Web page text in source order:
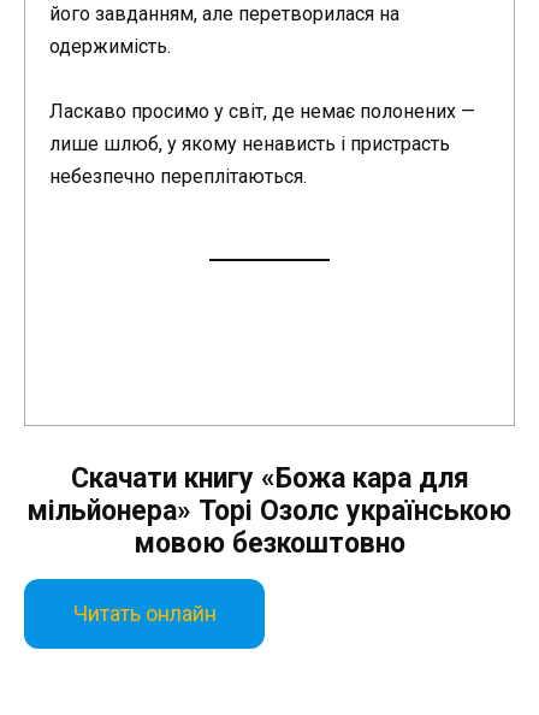
його завданням, але перетворилася на
одержимість.
Ласкаво просимо у світ, де немає полонених —
лише шлюб, у якому ненависть і пристрасть
небезпечно переплітаються.
Скачати книгу «Божа кара для
мільйонера» Торі Озолс українською
мовою безкоштовно
Читать онлайн